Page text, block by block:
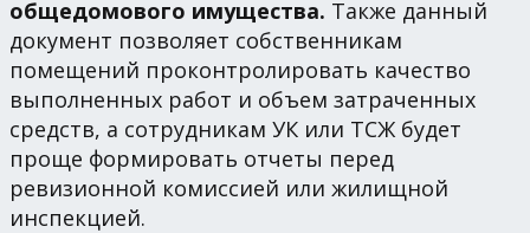
общедомового имущества. Также данный
документ позволяет собственникам
помещений проконтролировать качество
выполненных работ и объем затраченных
средств, а сотрудникам УК или ТСЖ будет
проще формировать отчеты перед
ревизионной комиссией или жилищной
инспекцией.